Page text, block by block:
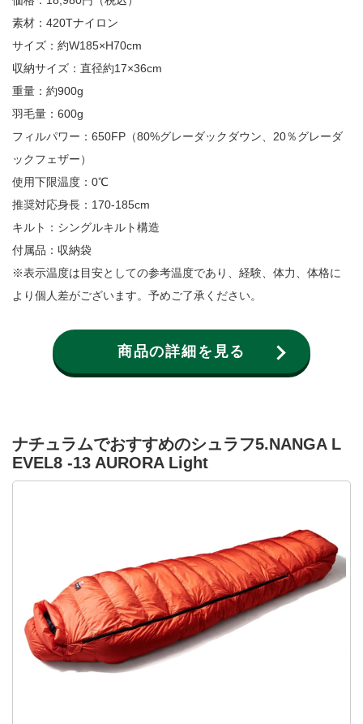
素材：420Tナイロン
サイズ：約W185×H70cm
収納サイズ：直径約17×36cm
重量：約900g
羽毛量：600g
フィルパワー：650FP（80%グレーダックダウン、20％グレーダ
ックフェザー）
使用下限温度：0℃
推奨対応身長：170-185cm
キルト：シングルキルト構造
付属品：収納袋
※表示温度は目安としての参考温度であり、経験、体力、体格に
より個人差がございます。予めご了承ください。
商品の詳細を見る
ナチュラムでおすすめのシュラフ5.NANGA L
EVEL8 -13 AURORA Light